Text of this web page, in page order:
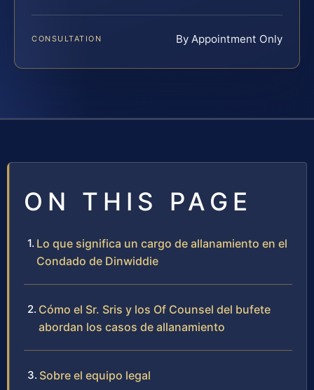
CONSULTATION By Appointment Only
ON THIS PAGE
Lo que significa un cargo de allanamiento en el
Condado de Dinwiddie
Cómo el Sr. Sris y los Of Counsel del bufete
abordan los casos de allanamiento
Sobre el equipo legal